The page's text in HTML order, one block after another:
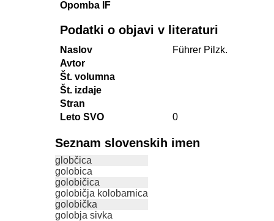
Opomba IF
Podatki o objavi v literaturi
Naslov
Führer Pilzk.
Avtor
Št. volumna
Št. izdaje
Stran
Leto SVO
0
Seznam slovenskih imen
globčica
golobica
golobičica
golobičja kolobarnica
golobička
golobja sivka